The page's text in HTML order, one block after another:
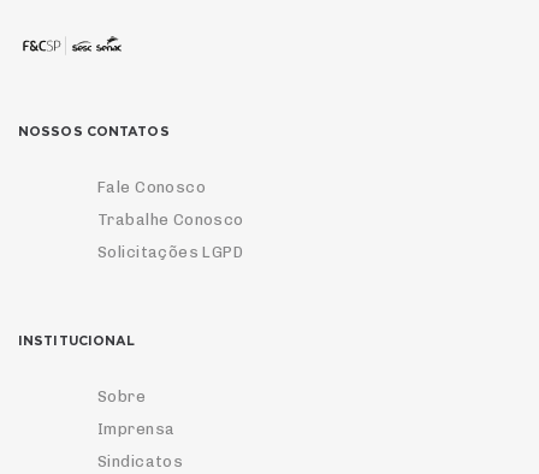
NOSSOS CONTATOS
Fale Conosco
Trabalhe Conosco
Solicitações LGPD
INSTITUCIONAL
Sobre
Imprensa
Sindicatos